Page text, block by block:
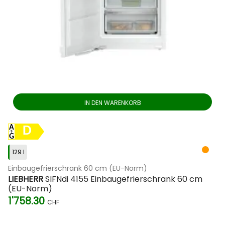
IN DEN WARENKORB
D
129 l
Einbaugefrierschrank 60 cm (EU-Norm)
LIEBHERRSIFNdi 4155 Einbaugefrierschrank 60 cm
(EU-Norm)
1'758.30 CHF